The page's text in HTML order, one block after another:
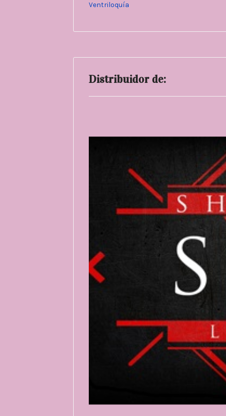
Ventriloquía
Distribuidor de: